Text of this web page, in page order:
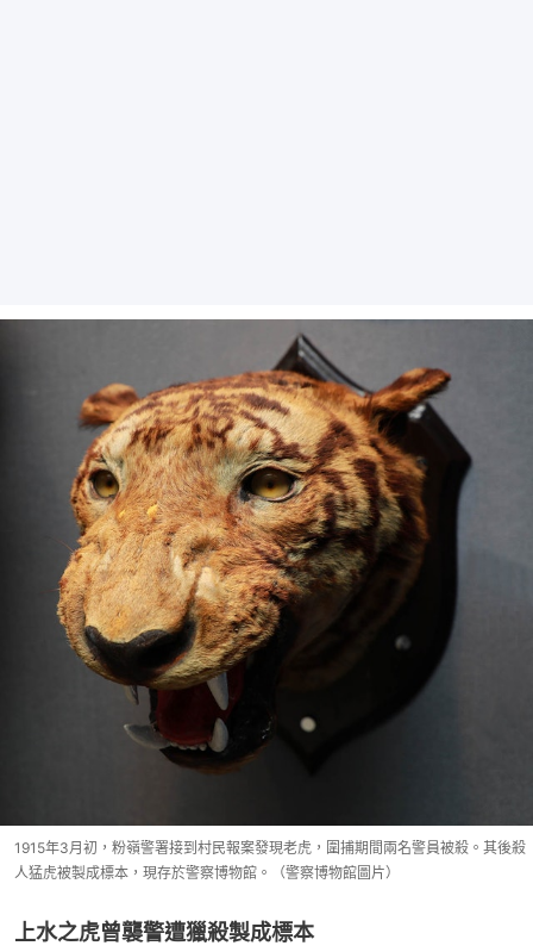
1915年3月初，粉嶺警署接到村民報案發現老虎，圍捕期間兩名警員被殺。其後殺
人猛虎被製成標本，現存於警察博物館。（警察博物館圖片）
上水之虎曾襲警遭獵殺製成標本